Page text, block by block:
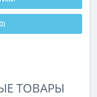
ТОВАРЫ